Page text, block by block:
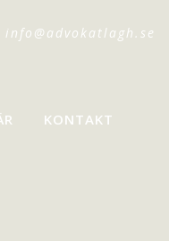
info@advokatlagh.se
KONTAKT